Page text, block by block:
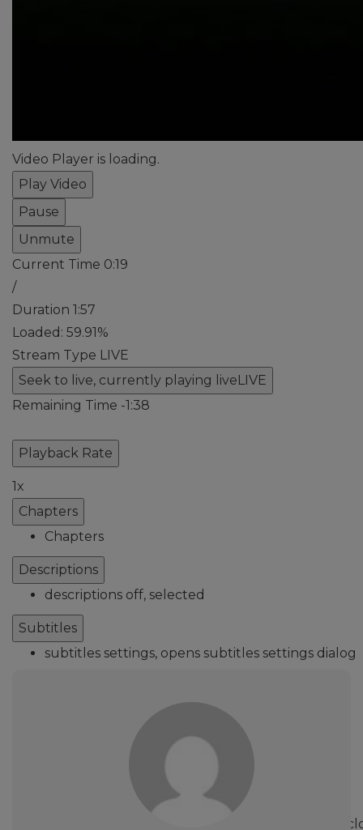
Video Player is loading.
Play Video
Pause
Unmute
Current Time 0:19
/
Duration 1:57
Loaded : 59.91%
Stream Type LIVE
Seek to live, currently playing liveLIVE
Remaining Time -1:38
Playback Rate
1x
Chapters
Chapters
Descriptions
descriptions off, selected
Subtitles
subtitles settings, opens subtitles settings dialog
This is a modal window.
Beginning of dialog window. Escape will cancel and